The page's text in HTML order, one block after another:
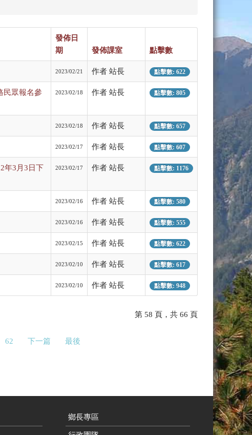
發佈日
期
發佈課室 點擊數
2023/02/21 作者 站長 點擊數: 622
民眾報名參
2023/02/18 作者 站長 點擊數: 805
2023/02/18 作者 站長 點擊數: 657
2023/02/17 作者 站長 點擊數: 607
年3月3日下
2023/02/17 作者 站長 點擊數: 1176
2023/02/16 作者 站長 點擊數: 580
2023/02/16 作者 站長 點擊數: 555
2023/02/15 作者 站長 點擊數: 622
2023/02/10 作者 站長 點擊數: 617
2023/02/10 作者 站長 點擊數: 948
第 58 頁，共 66 頁
62 下一篇 最後
鄉長專區